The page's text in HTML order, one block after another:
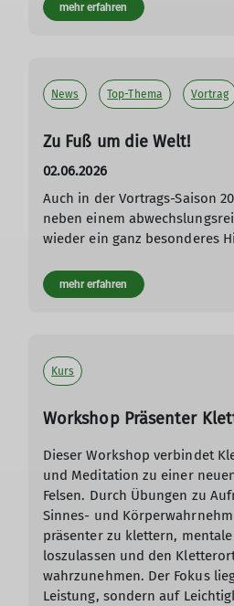
mehr erfahren
News Top-Thema Vortrag
Zu Fuß um die Welt!
02.06.2026
Auch in der Vortrags-Saison
neben einem
wieder ein ganz besonderes
mehr erfahren
Kurs
Workshop Präsenter
Dieser Workshop verbindet
und Meditation zu einer
Felsen. Durch Übungen zu
Sinnes- und
präsenter zu klettern,
loszulassen und den
wahrzunehmen. Der Fokus
Leistung, sondern auf